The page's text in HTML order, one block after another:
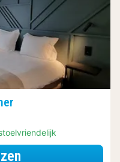
voor Executive